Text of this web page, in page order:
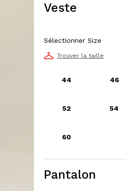
Veste
Sélectionner Size
Trouver la taille
44 46
52 54
60
Pantalon